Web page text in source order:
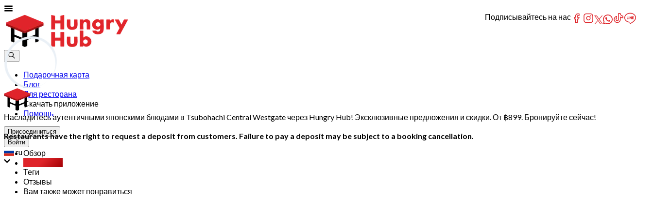
Подарочная карта
Блог
Для ресторана
Скачать приложение
Помощь
Присоединиться
Войти
ru
Насладитесь аутентичными японскими блюдами в Tsubohachi Central Westgate через Hungry Hub! Эксклюзивные предложения и скидки. От ฿899. Бронируйте сейчас!
Restaurants have the right to request a deposit from customers. Failure to pay a deposit may be subject to a booking cancellation.
Обзор
Теги
Отзывы
Вам также может понравиться
Подписывайтесь на нас